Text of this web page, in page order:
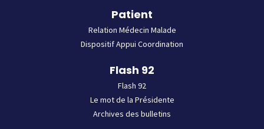
Patient
Relation Médecin Malade
Dispositif Appui Coordination
Flash 92
Flash 92
Le mot de la Présidente
Archives des bulletins